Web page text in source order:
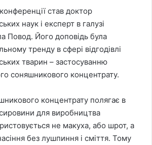
став доктор
наук і експерт в галузі
Повод. Його доповідь була
тренду в сфері відгодівлі
тварин – застосуванню
соняшникового концентрату.
концентрату полягає в
для виробництва
не макуха, або шрот, а
без лушпиння і сміття. Тому